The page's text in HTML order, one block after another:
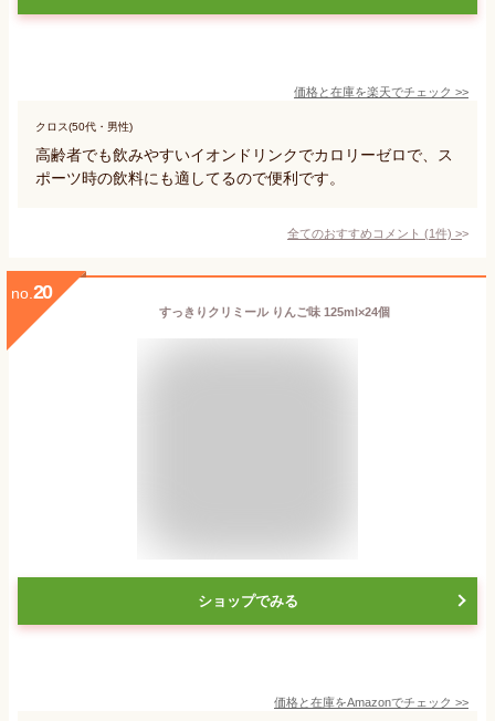
価格と在庫を楽天でチェック >>
クロス(50代・男性)
高齢者でも飲みやすいイオンドリンクでカロリーゼロで、ス
ポーツ時の飲料にも適してるので便利です。
全てのおすすめコメント (1件) >
no. 20
すっきりクリミール りんご味 125ml×24個
ショップでみる
価格と在庫をAmazonでチェック >>